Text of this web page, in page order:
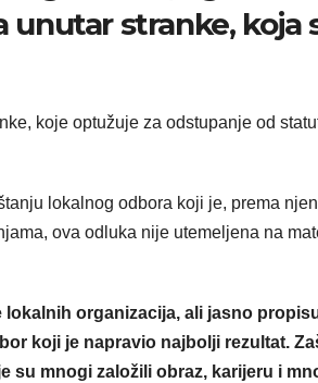
stranke, koja
koje optužuje za odstupanje od
lokalnog odbora koji je, prema
ova odluka nije utemeljena na
organizacija, ali jasno
koji je napravio najbolji rezultat.
su mnogi založili obraz, karijeru i